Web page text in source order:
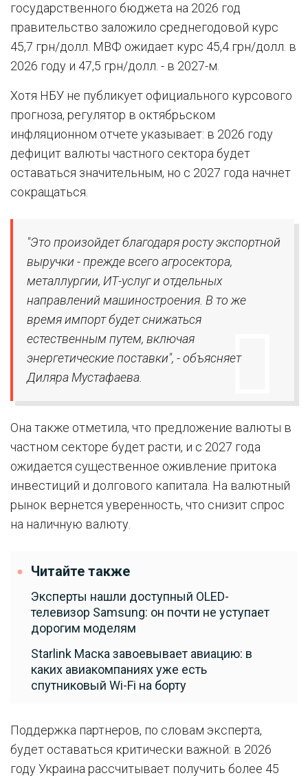
государственного бюджета на 2026 год
правительство заложило среднегодовой курс
45,7 грн/долл. МВФ ожидает курс 45,4 грн/долл. в
2026 году и 47,5 грн/долл. - в 2027-м.
Хотя НБУ не публикует официального курсового
прогноза, регулятор в октябрьском
инфляционном отчете указывает: в 2026 году
дефицит валюты частного сектора будет
оставаться значительным, но с 2027 года начнет
сокращаться.
"Это произойдет благодаря росту экспортной
выручки - прежде всего агросектора,
металлургии, ИТ-услуг и отдельных
направлений машиностроения. В то же
время импорт будет снижаться
естественным путем, включая
энергетические поставки", - объясняет
Диляра Мустафаева.
Она также отметила, что предложение валюты в
частном секторе будет расти, и с 2027 года
ожидается существенное оживление притока
инвестиций и долгового капитала. На валютный
рынок вернется уверенность, что снизит спрос
на наличную валюту.
Читайте также
Эксперты нашли доступный OLED-
телевизор Samsung: он почти не уступает
дорогим моделям
Starlink Маска завоевывает авиацию: в
каких авиакомпаниях уже есть
спутниковый Wi-Fi на борту
Поддержка партнеров, по словам эксперта,
будет оставаться критически важной: в 2026
году Украина рассчитывает получить более 45